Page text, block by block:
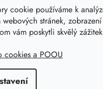
cookie používáme k
webových stránek,
vám poskytli skvělý
cookies a POOU
stěně nádrže -Žebřík k
-Filtrační koš k
-Držák čerpadla k
stavební opatření,
nádržím DARK